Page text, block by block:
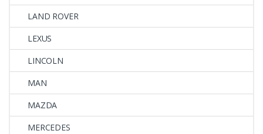
LAND ROVER
LEXUS
LINCOLN
MAN
MAZDA
MERCEDES